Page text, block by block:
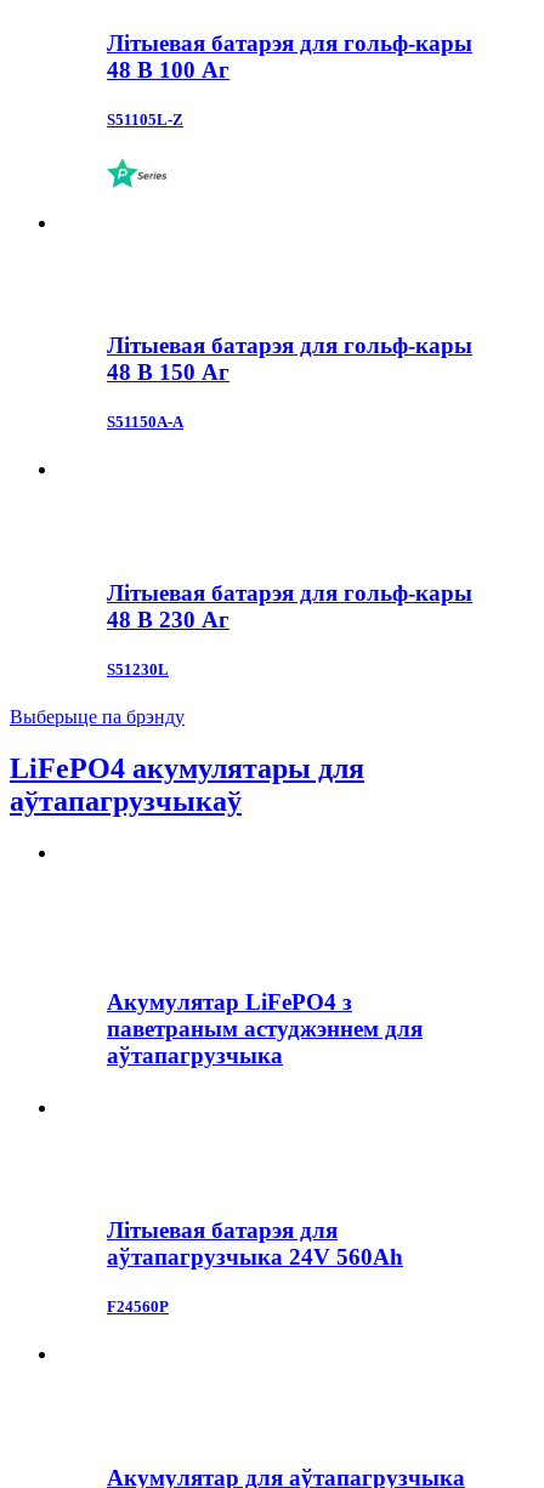
Літыевая батарэя для гольф-кары
48 В 100 Аг
S51105L-Z
Літыевая батарэя для гольф-кары
48 В 150 Аг
S51150A-A
Літыевая батарэя для гольф-кары
48 В 230 Аг
S51230L
Выберыце па брэнду
LiFePO4 акумулятары для
аўтапагрузчыкаў
Акумулятар LiFePO4 з
паветраным астуджэннем для
аўтапагрузчыка
Літыевая батарэя для
аўтапагрузчыка 24V 560Ah
F24560P
Акумулятар для аўтапагрузчыка